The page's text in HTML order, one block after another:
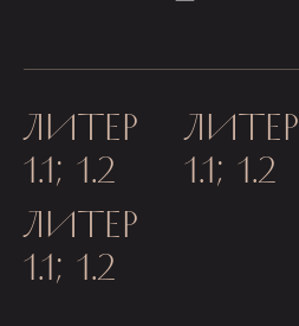
ЛИТЕР
1.1; 1.2
ЛИТЕР
1.1; 1.2
ЛИТЕР
1.1; 1.2